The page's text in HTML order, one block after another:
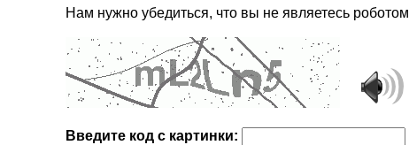
Нам нужно убедиться, что вы не являетесь роботом
Введите код с картинки: